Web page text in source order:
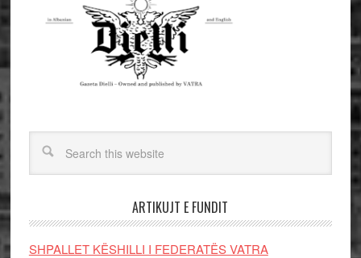
ARTIKUJT E FUNDIT
SHPALLET KËSHILLI I FEDERATËS VATRA